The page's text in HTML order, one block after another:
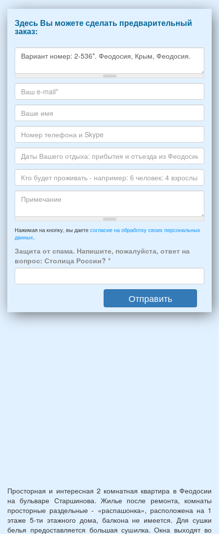
Здесь Вы можете сделать предварительный
заказ:
Какое
жилье
хотите
снять,
укажите
пожалуйста
НОМЕР
варианта:
*
Ваш
адрес
электронной
почты
*
Ваше
имя
Номер
телефона
и
Skype
Даты
Вашего
отдыха:
прибытия
отъезда
из
Феодосии:
*
Кто
будет
-
например:
6
человек:
4
взрослых
и
Примечание
Нажимая на кнопку, вы даете согласие на обработку своих персональных
данных
Защита от спама. Напишите, пожалуйста, ответ на
вопрос: Столица России? *
Отправить
Просторная и интересная 2 комнатная квартира в Феодосии
на бульваре Старшинова. Жилье после ремонта, комнаты
просторные раздельные - «распашонка», расположена на 1
этаже 5-ти этажного дома, балкона не имеется. Для сушки
белья предоставляется большая сушилка. Окна выходят во